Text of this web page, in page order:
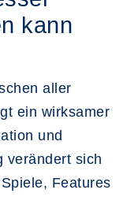
kann
aller
ein wirksamer
und
verändert sich
Features